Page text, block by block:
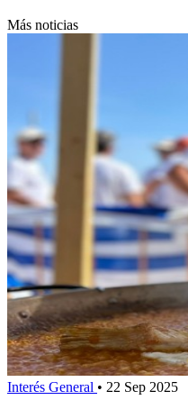
Más noticias
Interés General • 22 Sep 2025